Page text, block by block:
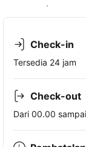
Lihat ketersediaan
Check-in
Tersedia 24 jam
Check-out
Dari 00.00